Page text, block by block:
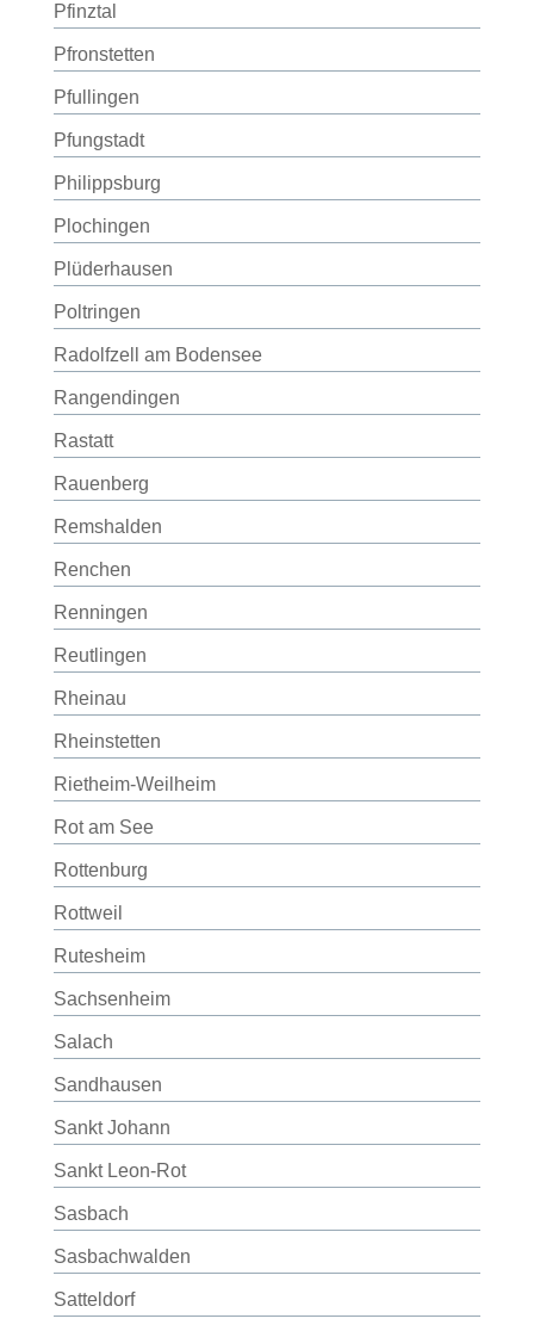
Pfinztal
Pfronstetten
Pfullingen
Pfungstadt
Philippsburg
Plochingen
Plüderhausen
Poltringen
Radolfzell am Bodensee
Rangendingen
Rastatt
Rauenberg
Remshalden
Renchen
Renningen
Reutlingen
Rheinau
Rheinstetten
Rietheim-Weilheim
Rot am See
Rottenburg
Rottweil
Rutesheim
Sachsenheim
Salach
Sandhausen
Sankt Johann
Sankt Leon-Rot
Sasbach
Sasbachwalden
Satteldorf